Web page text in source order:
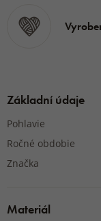
Základní údaje
Pohlavie
Ročné obdobie
Značka
Materiál